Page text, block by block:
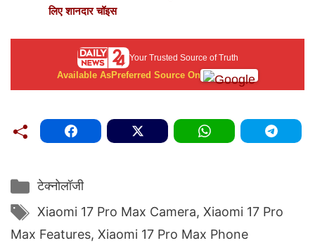
लिए शानदार चॉइस
Your Trusted Source of Truth
Available AsPreferred Source On
Categories
टेक्नोलॉजी
Tags
Xiaomi 17 Pro Max Camera, Xiaomi 17 Pro
Max Features, Xiaomi 17 Pro Max Phone